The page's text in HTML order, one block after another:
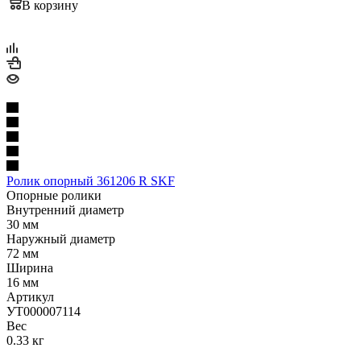
В корзину
Ролик опорный 361206 R SKF
Опорные ролики
Внутренний диаметр
30 мм
Наружный диаметр
72 мм
Ширина
16 мм
Артикул
УТ000007114
Вес
0.33 кг